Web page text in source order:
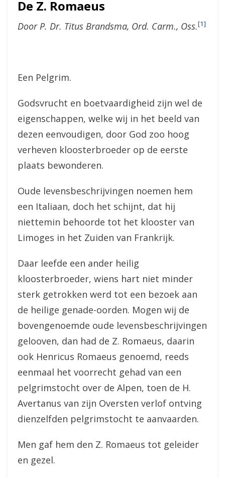
De Z. Romaeus
Door P. Dr. Titus Brandsma, Ord. Carm., Oss.[1]
Een Pelgrim.
Godsvrucht en boetvaardigheid zijn wel de
eigenschappen, welke wij in het beeld van
dezen eenvoudigen, door God zoo hoog
verheven kloosterbroeder op de eerste
plaats bewonderen.
Oude levensbeschrijvingen noemen hem
een Italiaan, doch het schijnt, dat hij
niettemin behoorde tot het klooster van
Limoges in het Zuiden van Frankrijk.
Daar leefde een ander heilig
kloosterbroeder, wiens hart niet minder
sterk getrokken werd tot een bezoek aan
de heilige genade-oorden. Mogen wij de
bovengenoemde oude levensbeschrijvingen
gelooven, dan had de Z. Romaeus, daarin
ook Henricus Romaeus genoemd, reeds
eenmaal het voorrecht gehad van een
pelgrimstocht over de Alpen, toen de H.
Avertanus van zijn Oversten verlof ontving
dienzelfden pelgrimstocht te aanvaarden.
Men gaf hem den Z. Romaeus tot geleider
en gezel.